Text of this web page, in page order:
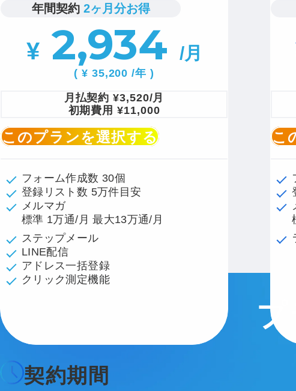
年間契約 2ヶ月分お得
¥2,934 /月
( ¥ 35,200 /年 )
月払契約 ¥3,520/月
初期費用 ¥11,000
このプランを選択する
フォーム作成数 30個
登録リスト数 5万件目安
メルマガ
標準 1万通/月 最大13万通/月
ステップメール
LINE配信
アドレス一括登録
クリック測定機能
こ
Compare plans
契約期間